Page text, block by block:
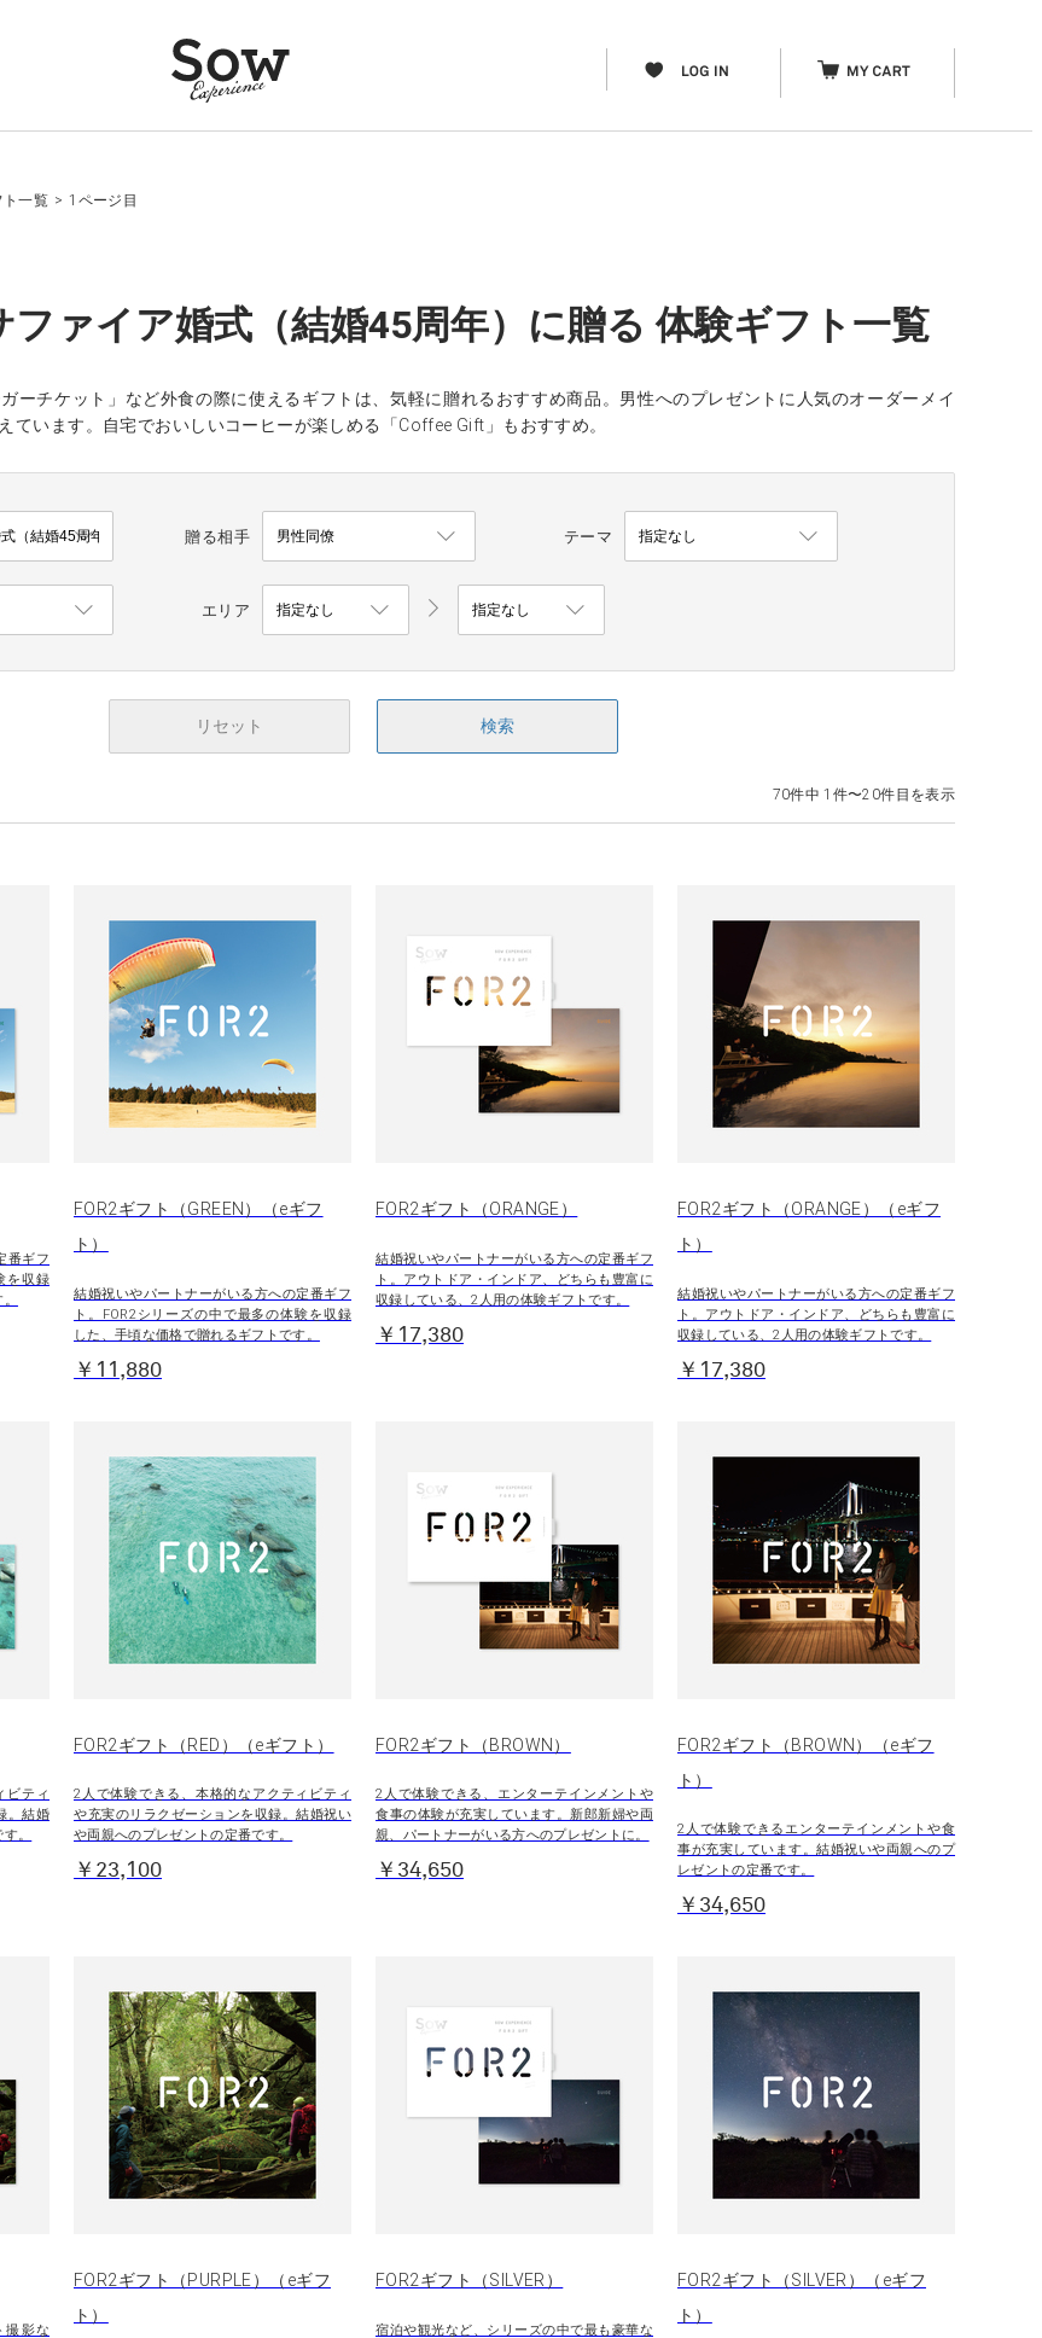
ト一覧 > 1ページ目
ファイア婚式（結婚45周年）に贈る 体験ギフト一覧
ガーチケット」など外食の際に使えるギフトは、気軽に贈れるおすすめ商品。男性へのプレゼントに人気のオーダーメイ
ています。自宅でおいしいコーヒーが楽しめる「Coffee Gift」もおすすめ。
贈る相手 テーマ
エリア
リセット 検索
70件中 1件〜20件目を表示
番ギフ
を収録
FOR2ギフト（GREEN）（eギフ
ト）
結婚祝いやパートナーがいる方への定番ギフ
ト。FOR2シリーズの中で最多の体験を収録
した、手頃な価格で贈れるギフトです。
￥11,880
FOR2ギフト（ORANGE）
結婚祝いやパートナーがいる方への定番ギフ
ト。アウトドア・インドア、どちらも豊富に
収録している、2人用の体験ギフトです。
￥17,380
FOR2ギフト（ORANGE）（eギフ
ト）
結婚祝いやパートナーがいる方への定番ギフ
ト。アウトドア・インドア、どちらも豊富に
収録している、2人用の体験ギフトです。
￥17,380
ビティ
。結婚
。
FOR2ギフト（RED）（eギフト）
2人で体験できる、本格的なアクティビティ
や充実のリラクゼーションを収録。結婚祝い
や両親へのプレゼントの定番です。
￥23,100
FOR2ギフト（BROWN）
2人で体験できる、エンターテインメントや
食事の体験が充実しています。新郎新婦や両
親、パートナーがいる方へのプレゼントに。
￥34,650
FOR2ギフト（BROWN）（eギフ
ト）
2人で体験できるエンターテインメントや食
事が充実しています。結婚祝いや両親へのプ
レゼントの定番です。
￥34,650
撮影な
FOR2ギフト（PURPLE）（eギフ
ト）
FOR2ギフト（SILVER）
宿泊や観光など、シリーズの中で最も豪華な
FOR2ギフト（SILVER）（eギフ
ト）